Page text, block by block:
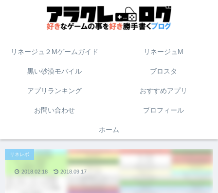
リネージュ２Mゲームガイド リネージュM
黒い砂漠モバイル ブロスタ
アプリランキング おすすめアプリ
お問い合わせ プロフィール
ホーム
リネレボ
2018.09.17
2018.02.18